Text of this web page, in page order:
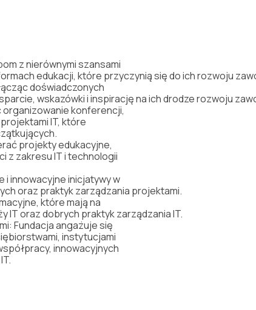
znierównymiszansami
edukacji, które przyczyniąsiędoichrozwoju
czącdoświadczonych
wskazówkiiinspiracjęnaichdrodzerozwoju
organizowaniekonferencji,
projektamiIT, które
ątkujących.
ćprojektyedukacyjne,
ci z zakresuITitechnologii
iinnowacyjneinicjatywyw
oraz praktykzarządzania projektami.
któremająna
yITorazdobrych praktykzarządzaniaIT.
Fundacjaangażujesię
ębiorstwami, instytucjami
łpracy, innowacyjnych
IT.